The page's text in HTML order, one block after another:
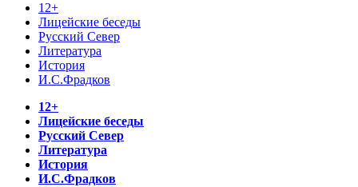
12+
Лицейские беседы
Русский Север
Литература
История
И.С.Фрадков
12+
Лицейские беседы
Русский Север
Литература
История
И.С.Фрадков